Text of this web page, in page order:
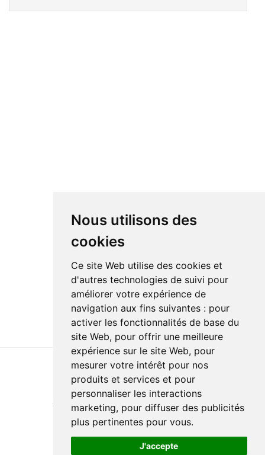
Nous utilisons des
cookies
Ce site Web utilise des cookies et
d'autres technologies de suivi pour
améliorer votre expérience de
navigation aux fins suivantes : pour
activer les fonctionnalités de base du
site Web, pour offrir une meilleure
expérience sur le site Web, pour
mesurer votre intérêt pour nos
produits et services et pour
personnaliser les interactions
marketing, pour diffuser des publicités
plus pertinentes pour vous.
J'accepte
Last update : 26 September 2023
Accessibility
Website development